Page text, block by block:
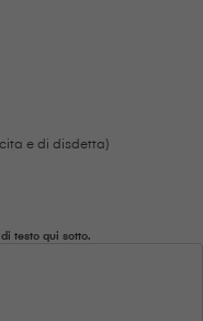
e di disdetta)
testo qui sotto.